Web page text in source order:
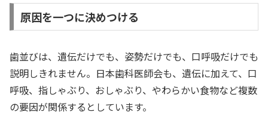
原因を一つに決めつける
歯並びは、遺伝だけでも、姿勢だけでも、口呼吸だけでも
説明しきれません。日本歯科医師会も、遺伝に加えて、口
呼吸、指しゃぶり、おしゃぶり、やわらかい食物など複数
の要因が関係するとしています。